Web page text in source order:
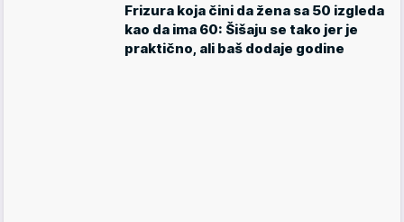
Frizura koja čini da žena sa 50 izgleda
kao da ima 60: Šišaju se tako jer je
praktično, ali baš dodaje godine